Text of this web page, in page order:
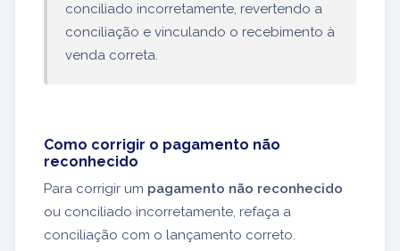
conciliado incorretamente, revertendo a
conciliação e vinculando o recebimento à
venda correta.
Como corrigir o pagamento não
reconhecido
Para corrigir um pagamento não reconhecido
ou conciliado incorretamente, refaça a
conciliação com o lançamento correto.